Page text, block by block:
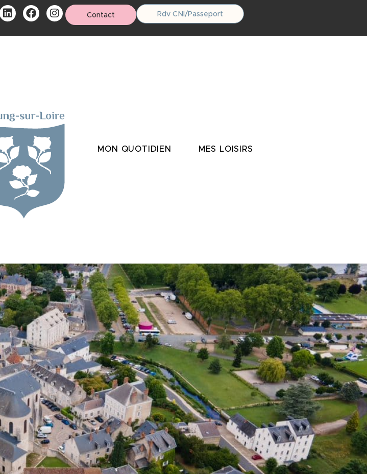
Contact Rdv CNI/Passeport
MON QUOTIDIEN MES LOISIRS